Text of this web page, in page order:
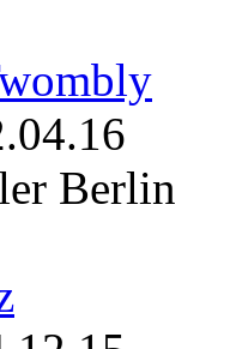
Berlin